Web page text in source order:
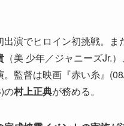
出演でヒロイン初挑戦。ま
（美 少年／ジャニーズJr.）、
。監督は映画『赤い糸』
の村上正典が務める。